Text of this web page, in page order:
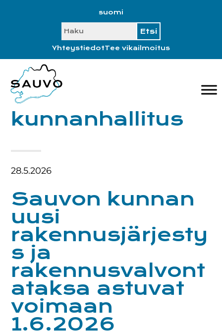
alatunnisteeseen
suomi
SEARCH
YhteystiedotTee vikailmoitus
kunnanhallitus
28.5.2026
Sauvon kunnan
uusi
rakennusjärjesty
s ja
rakennusvalvont
ataksa astuvat
voimaan
1.6.2026